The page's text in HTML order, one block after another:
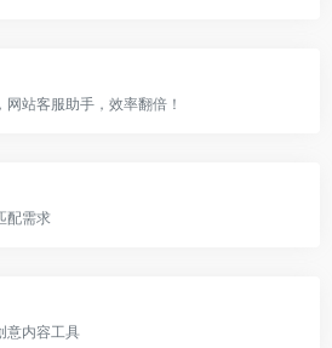
站客服助手，效率翻倍！
配需求
意内容工具